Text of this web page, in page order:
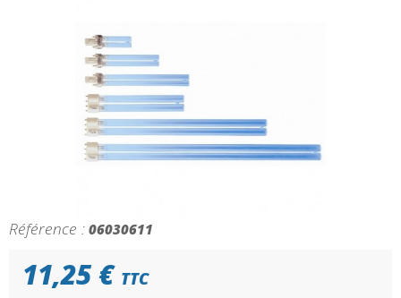
Référence : 06030611
11,25 € TTC